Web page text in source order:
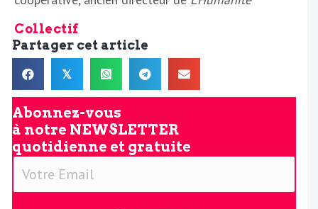
Collectif
Partager cet article
𝕏
Abonnez-vous
à notre NEWSLETTER
quotidienne et gratuite
V